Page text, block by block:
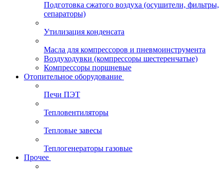
Подготовка сжатого воздуха (осушители, фильтры,
сепараторы)
Утилизация конденсата
Масла для компрессоров и пневмоинструмента
Воздуходувки (компрессоры шестеренчатые)
Компрессоры поршневые
Отопительное оборудование
Печи ПЭТ
Тепловентиляторы
Тепловые завесы
Теплогенераторы газовые
Прочее